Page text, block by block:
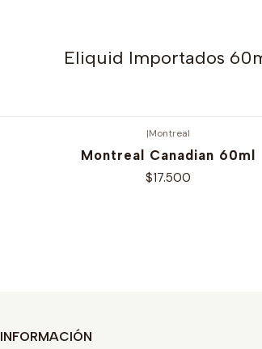
Eliquid Importados
|Montreal
Montreal Canadian 60ml
$17.500
INFORMACIÓN